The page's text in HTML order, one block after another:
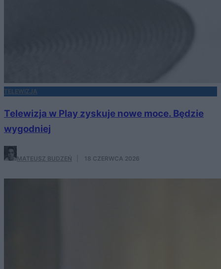
TELEWIZJA
Telewizja w Play zyskuje nowe moce. Będzie
wygodniej
MATEUSZ BUDZEŃ 18 CZERWCA 2026